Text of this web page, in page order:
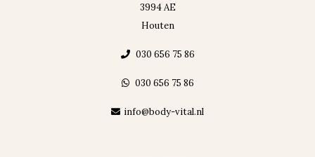
3994 AE
Houten
030 656 75 86
030 656 75 86
info@body-vital.nl